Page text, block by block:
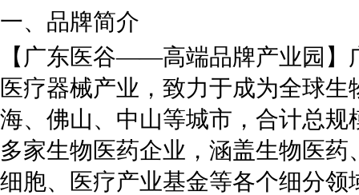
一、品牌简介
【广东医谷——高端品牌产业园】
医疗器械产业，致力于成为全球
海、佛山、中山等城市，合计总
多家生物医药企业，涵盖生物医
细胞、医疗产业基金等各个细分领